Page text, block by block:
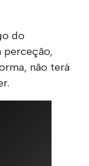
do
perceção,
não terá